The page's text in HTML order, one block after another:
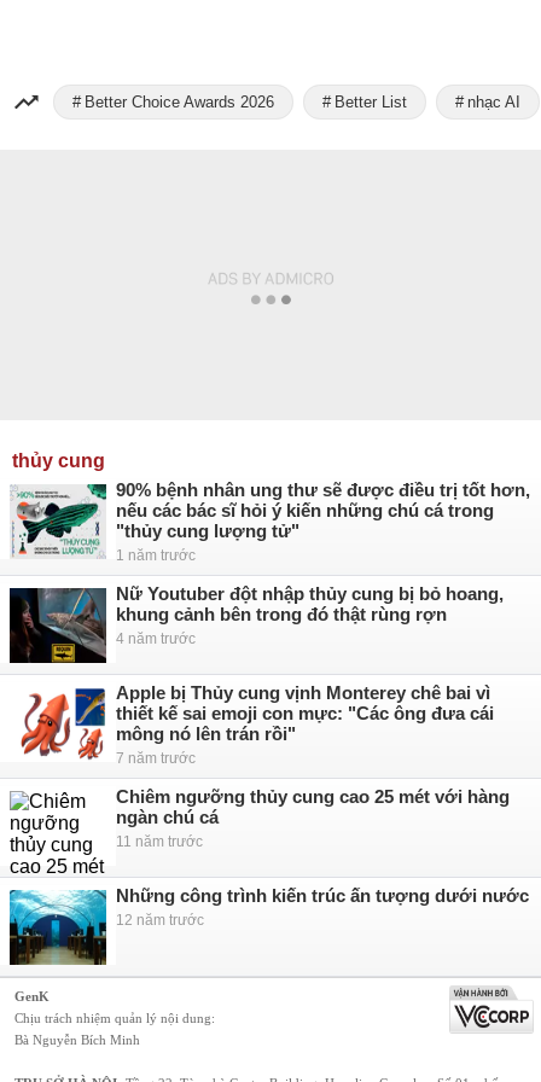
Better Choice Awards 2026 Better List nhạc AI
thủy cung
90% bệnh nhân ung thư sẽ được điều trị tốt hơn,
nếu các bác sĩ hỏi ý kiến những chú cá trong
"thủy cung lượng tử"
1 năm trước
Nữ Youtuber đột nhập thủy cung bị bỏ hoang,
khung cảnh bên trong đó thật rùng rợn
4 năm trước
Apple bị Thủy cung vịnh Monterey chê bai vì
thiết kế sai emoji con mực: "Các ông đưa cái
mông nó lên trán rồi"
7 năm trước
Chiêm ngưỡng thủy cung cao 25 mét với hàng
ngàn chú cá
11 năm trước
Những công trình kiến trúc ấn tượng dưới nước
12 năm trước
GenK
Chịu trách nhiệm quản lý nội dung:
Bà Nguyễn Bích Minh